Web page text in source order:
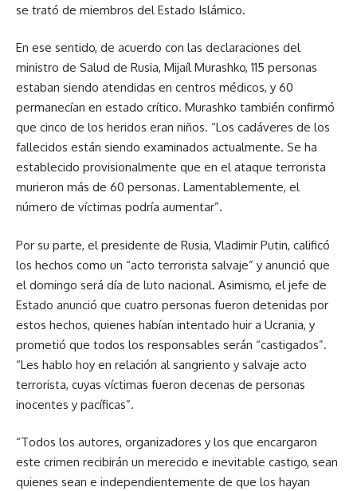
se trató de miembros del Estado Islámico.
En ese sentido, de acuerdo con las declaraciones del
ministro de Salud de Rusia, Mijaíl Murashko, 115 personas
estaban siendo atendidas en centros médicos, y 60
permanecían en estado crítico. Murashko también confirmó
que cinco de los heridos eran niños. “Los cadáveres de los
fallecidos están siendo examinados actualmente. Se ha
establecido provisionalmente que en el ataque terrorista
murieron más de 60 personas. Lamentablemente, el
número de víctimas podría aumentar”.
Por su parte, el presidente de Rusia, Vladimir Putin, calificó
los hechos como un “acto terrorista salvaje” y anunció que
el domingo será día de luto nacional. Asimismo, el jefe de
Estado anunció que cuatro personas fueron detenidas por
estos hechos, quienes habían intentado huir a Ucrania, y
prometió que todos los responsables serán “castigados”.
“Les hablo hoy en relación al sangriento y salvaje acto
terrorista, cuyas víctimas fueron decenas de personas
inocentes y pacíficas”.
“Todos los autores, organizadores y los que encargaron
este crimen recibirán un merecido e inevitable castigo, sean
quienes sean e independientemente de que los hayan